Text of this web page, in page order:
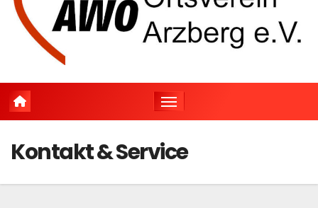
Kontakt & Service